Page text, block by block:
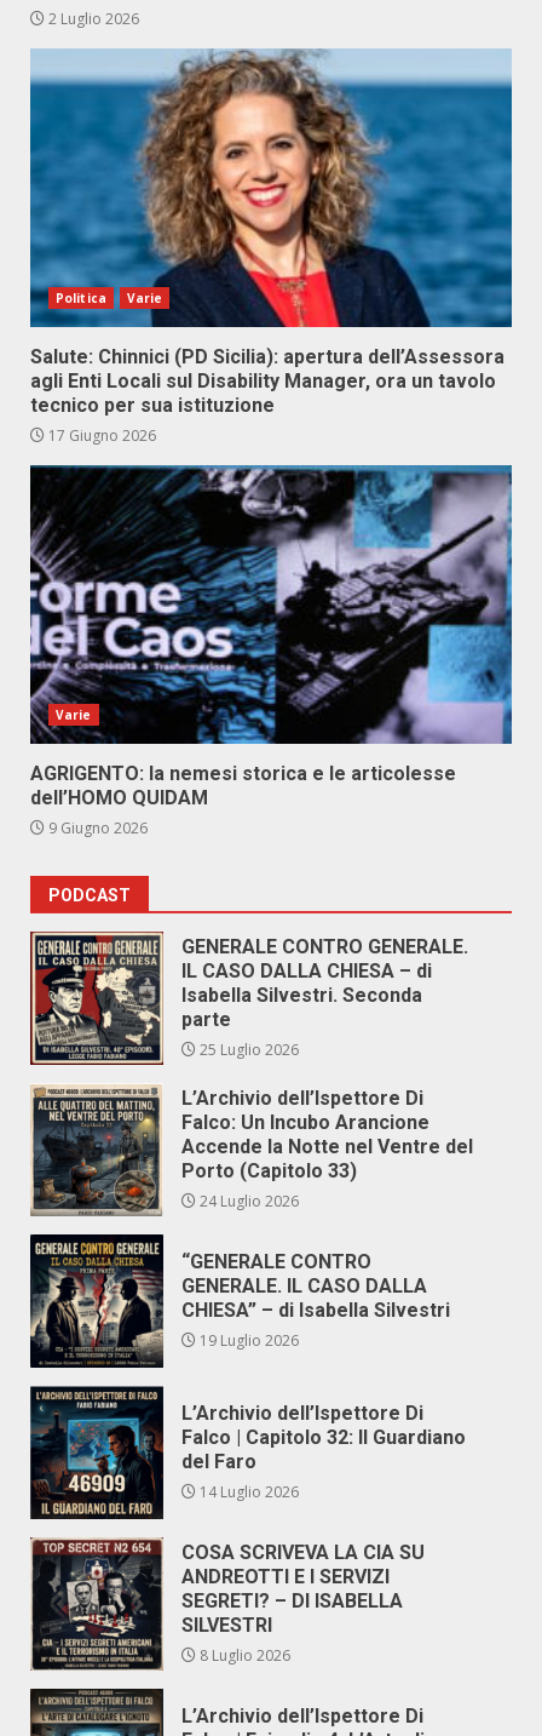
2 Luglio 2026
Politica Varie
Salute: Chinnici (PD Sicilia): apertura dell’Assessora
agli Enti Locali sul Disability Manager, ora un tavolo
tecnico per sua istituzione
17 Giugno 2026
Varie
AGRIGENTO: la nemesi storica e le articolesse
dell’HOMO QUIDAM
9 Giugno 2026
PODCAST
GENERALE CONTRO GENERALE.
IL CASO DALLA CHIESA – di
Isabella Silvestri. Seconda
parte
25 Luglio 2026
L’Archivio dell’Ispettore Di
Falco: Un Incubo Arancione
Accende la Notte nel Ventre del
Porto (Capitolo 33)
24 Luglio 2026
“GENERALE CONTRO
GENERALE. IL CASO DALLA
CHIESA” – di Isabella Silvestri
19 Luglio 2026
L’Archivio dell’Ispettore Di
Falco | Capitolo 32: Il Guardiano
del Faro
14 Luglio 2026
COSA SCRIVEVA LA CIA SU
ANDREOTTI E I SERVIZI
SEGRETI? – DI ISABELLA
SILVESTRI
8 Luglio 2026
L’Archivio dell’Ispettore Di